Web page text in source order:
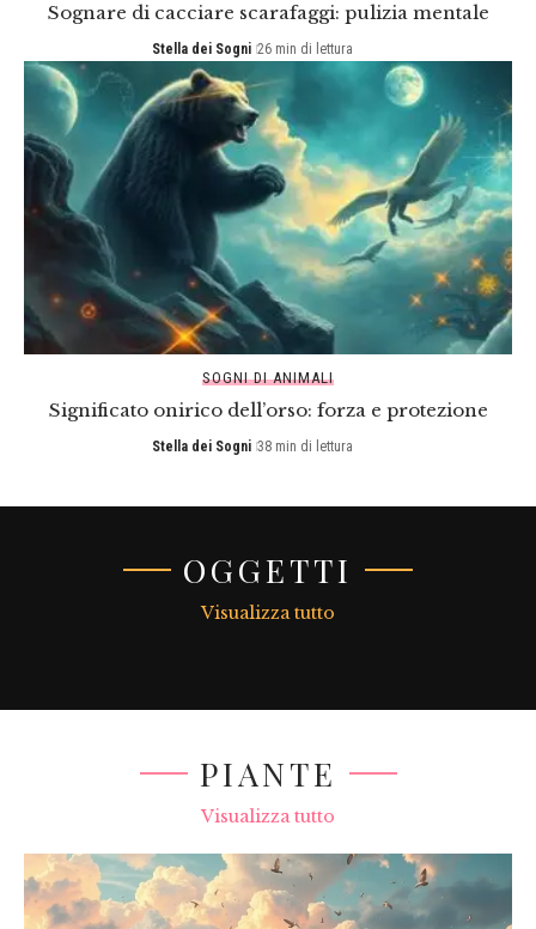
Sognare di cacciare scarafaggi: pulizia mentale
Stella dei Sogni 26 min di lettura
SOGNI DI ANIMALI
Significato onirico dell’orso: forza e protezione
Stella dei Sogni 38 min di lettura
OGGETTI
Visualizza tutto
PIANTE
Visualizza tutto